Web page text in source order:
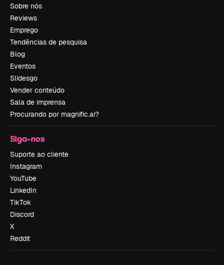
Sobre nós
Reviews
Emprego
Tendências de pesquisa
Blog
Eventos
Slidesgo
Vender conteúdo
Sala de imprensa
Procurando por magnific.ai?
Siga-nos
Suporte ao cliente
Instagram
YouTube
LinkedIn
TikTok
Discord
X
Reddit